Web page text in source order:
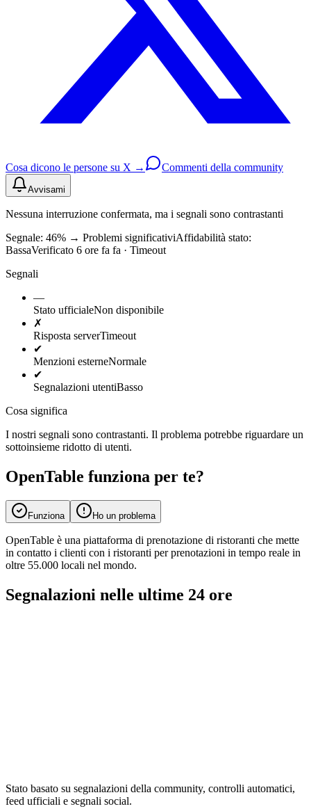
Cosa dicono le persone su X → Commenti della community
Avvisami
Nessuna interruzione confermata, ma i segnali sono contrastanti
Segnale: 46% → Problemi significativiAffidabilità stato:
BassaVerificato 6 ore fa fa · Timeout
Segnali
—
Stato ufficialeNon disponibile
✗
Risposta serverTimeout
✔
Menzioni esterneNormale
✔
Segnalazioni utentiBasso
Cosa significa
I nostri segnali sono contrastanti. Il problema potrebbe riguardare un
sottoinsieme ridotto di utenti.
OpenTable funziona per te?
Funziona Ho un problema
OpenTable è una piattaforma di prenotazione di ristoranti che mette
in contatto i clienti con i ristoranti per prenotazioni in tempo reale in
oltre 55.000 locali nel mondo.
Segnalazioni nelle ultime 24 ore
Stato basato su segnalazioni della community, controlli automatici,
feed ufficiali e segnali social.